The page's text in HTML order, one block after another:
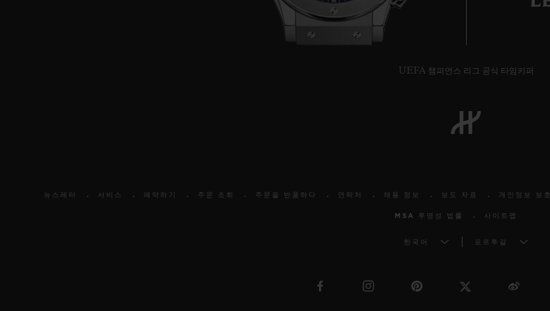
UEFA 챔피언스 리그 공식 타임키퍼
뉴스레터 서비스 예약하기 주문 조회 주문을 반품하다 연락처 채용 정보 보도 자료 개인정보 보호
MSA 투명성 법률 사이트맵
한국어 포르투갈